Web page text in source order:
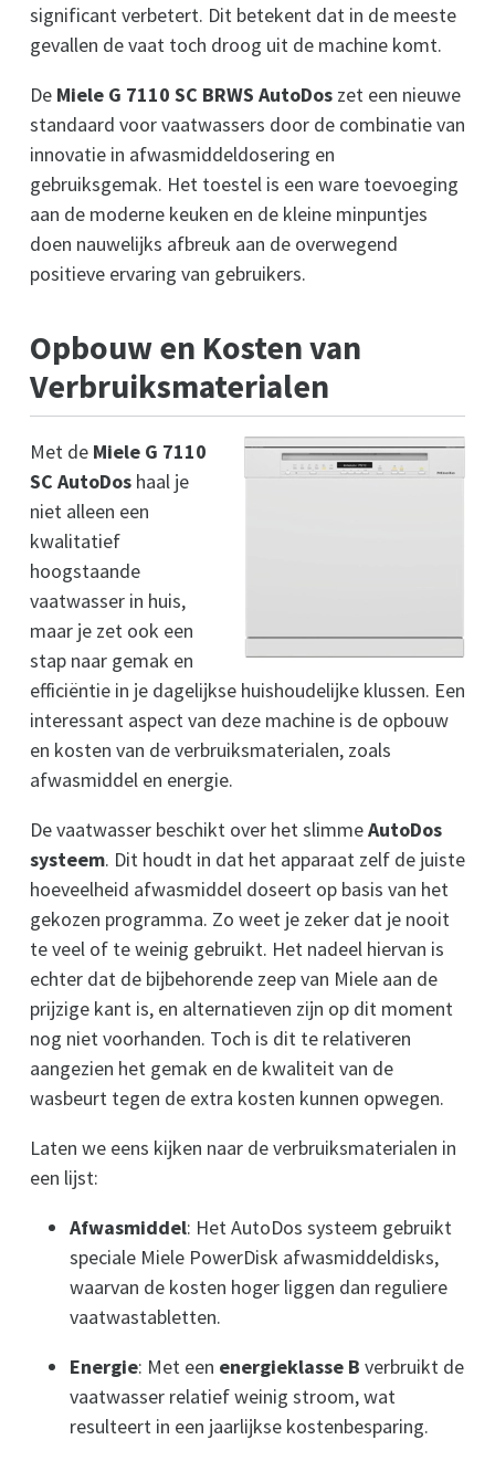
significant verbetert. Dit betekent dat in de meeste
gevallen de vaat toch droog uit de machine komt.
De Miele G 7110 SC BRWS AutoDos zet een nieuwe
standaard voor vaatwassers door de combinatie van
innovatie in afwasmiddeldosering en
gebruiksgemak. Het toestel is een ware toevoeging
aan de moderne keuken en de kleine minpuntjes
doen nauwelijks afbreuk aan de overwegend
positieve ervaring van gebruikers.
Opbouw en Kosten van
Verbruiksmaterialen
Met de Miele G 7110
SC AutoDos haal je
niet alleen een
kwalitatief
hoogstaande
vaatwasser in huis,
maar je zet ook een
stap naar gemak en
efficiëntie in je dagelijkse huishoudelijke klussen. Een
interessant aspect van deze machine is de opbouw
en kosten van de verbruiksmaterialen, zoals
afwasmiddel en energie.
De vaatwasser beschikt over het slimmeAutoDos
systeem. Dit houdt in dat het apparaat zelf de juiste
hoeveelheid afwasmiddel doseert op basis van het
gekozen programma. Zo weet je zeker dat je nooit
te veel of te weinig gebruikt. Het nadeel hiervan is
echter dat de bijbehorende zeep van Miele aan de
prijzige kant is, en alternatieven zijn op dit moment
nog niet voorhanden. Toch is dit te relativeren
aangezien het gemak en de kwaliteit van de
wasbeurt tegen de extra kosten kunnen opwegen.
Laten we eens kijken naar de verbruiksmaterialen in
een lijst:
Afwasmiddel: Het AutoDos systeem gebruikt
speciale Miele PowerDisk afwasmiddeldisks,
waarvan de kosten hoger liggen dan reguliere
vaatwastabletten.
Energie: Met een energieklasse B verbruikt de
vaatwasser relatief weinig stroom, wat
resulteert in een jaarlijkse kostenbesparing.